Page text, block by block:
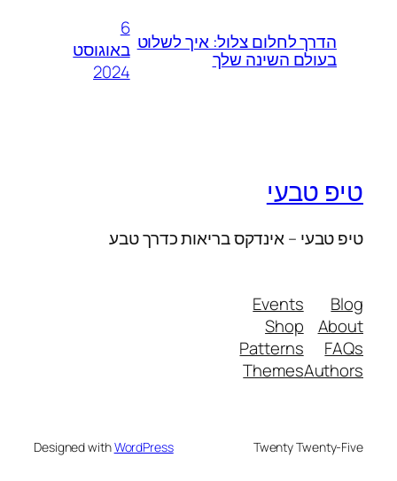
הדרך לחלום צלול: איך לשלוט
בעולם השינה שלך
6
באוגוסט
2024
טיפ טבעי
טיפ טבעי – אינדקס בריאות כדרך טבע
Blog
About
FAQs
Authors
Events
Shop
Patterns
Themes
Twenty Twenty-Five
Designed withWordPress